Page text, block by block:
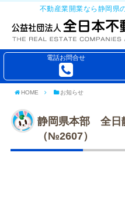
不動産業開業なら静岡県
電話お問合せ
HOME お知らせ
静岡県本部 全日
（№2607）